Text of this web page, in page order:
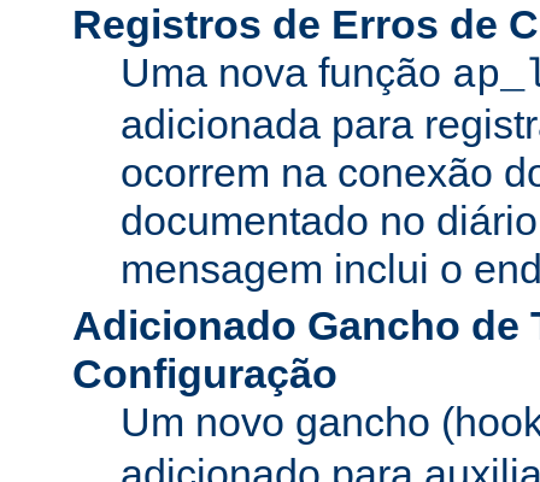
Registros de Erros de
Uma nova função
adicionada para
ocorrem na conexão
documentado no
mensagem inclui o
Adicionado Gancho de
Configuração
Um novo gancho